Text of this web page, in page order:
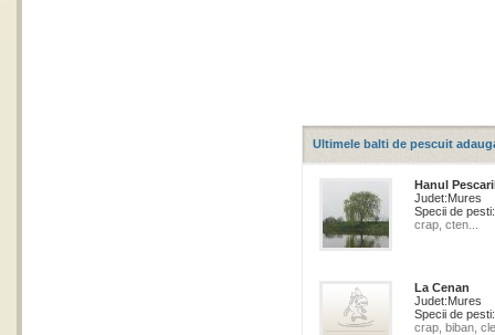
Ultimele balti de pescuit
Hanul
Judet:Mures
Specii de pesti:
crap, cten...
La Cenan
Judet:Mures
Specii de pesti:
crap, biban,